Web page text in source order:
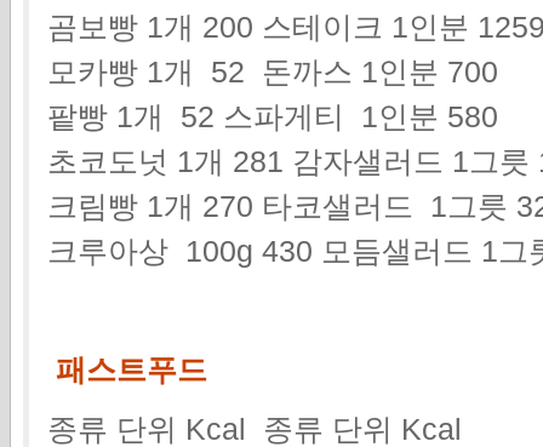
곰보빵 1개 200 스테이크 1인분
모카빵 1개 52 돈까스 1인분 700
팥빵 1개 52 스파게티 1인분 580
초코도넛 1개 281 감자샐러드 1그릇
크림빵 1개 270 타코샐러드 1그릇
크루아상 100g 430 모듬샐러드 1그
패스트푸드
종류 단위 Kcal 종류 단위 Kcal